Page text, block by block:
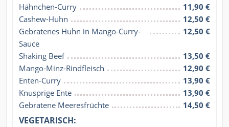
Hähnchen-Curry
11,90 €
Cashew-Huhn
12,50 €
Gebratenes Huhn in Mango-Curry-
Sauce
12,50 €
Shaking Beef
13,50 €
Mango-Minz-Rindfleisch
12,90 €
Enten-Curry
13,90 €
Knusprige Ente
13,90 €
Gebratene Meeresfrüchte
14,50 €
VEGETARISCH: